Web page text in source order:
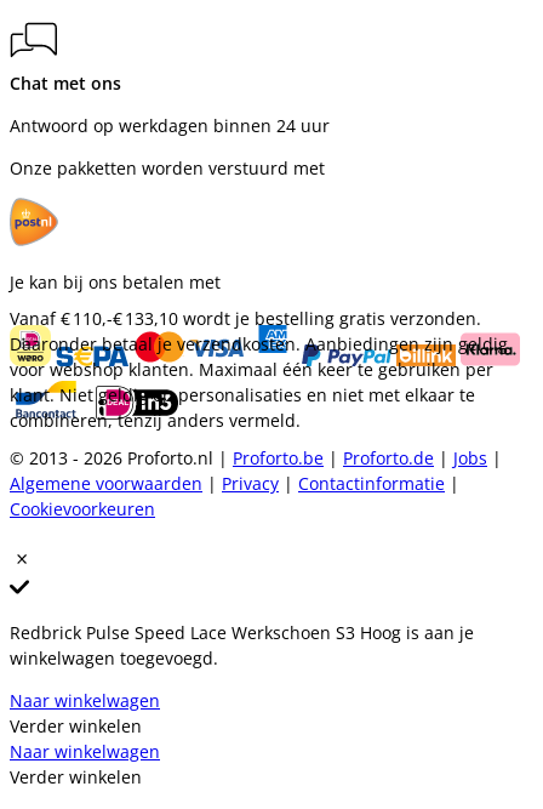
Chat met ons
Antwoord op werkdagen binnen 24 uur
Onze pakketten worden verstuurd met
Je kan bij ons betalen met
Vanaf€ 110,-€ 133,10 wordt je bestelling gratis verzonden.
Daaronder betaal je verzendkosten. Aanbiedingen zijn geldig
voor webshop klanten. Maximaal één keer te gebruiken per
klant. Niet geldig op personalisaties en niet met elkaar te
combineren, tenzij anders vermeld.
© 2013 - 2026 Proforto.nl | Proforto.be | Proforto.de | Jobs |
Algemene voorwaarden | Privacy | Contactinformatie |
Cookievoorkeuren
Redbrick Pulse Speed Lace Werkschoen S3 Hoog is aan je
winkelwagen toegevoegd.
Naar winkelwagen
Verder winkelen
Naar winkelwagen
Verder winkelen